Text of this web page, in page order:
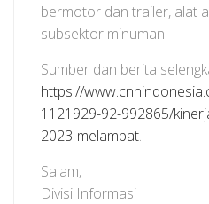
bermotor dan trailer, alat
subsektor minuman.
Sumber dan berita
https://
1121929-92-992865/
2023-melambat.
Salam,
Divisi Informasi